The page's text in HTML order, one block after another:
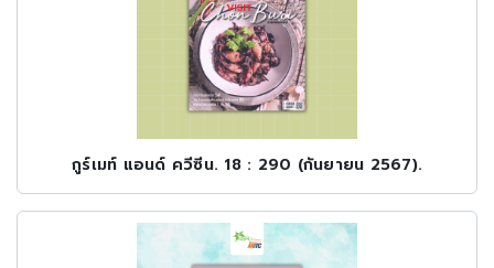
กูร์เมท์ แอนด์ ควีซีน. 18 : 290 (กันยายน 2567).